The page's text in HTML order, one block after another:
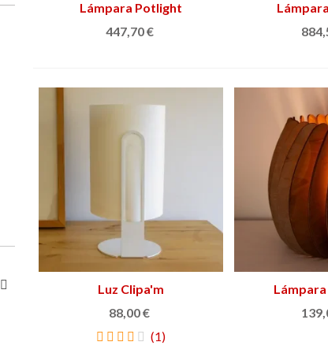
Añadir al carrito
Lámpara Potlight
447,70 €
Ver más
Luz Clipa'm
88,00 €
(1)